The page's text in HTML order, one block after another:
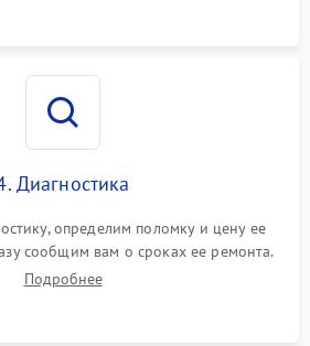
Диагностика
определим поломку и цену ее
сообщим вам о сроках ее ремонта.
Подробнее